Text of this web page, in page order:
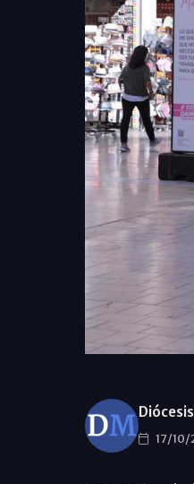
17/10/